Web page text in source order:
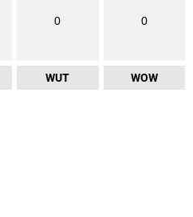
0
WUT
0
WOW